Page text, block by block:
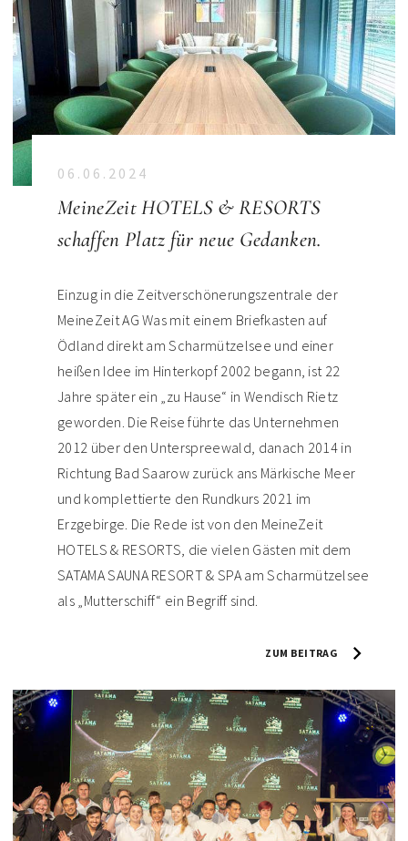
06.06.2024
MeineZeit HOTELS & RESORTS
schaffen Platz für neue Gedanken.
Einzug in die Zeitverschönerungszentrale der
MeineZeit AG Was mit einem Briefkasten auf
Ödland direkt am Scharmützelsee und einer
heißen Idee im Hinterkopf 2002 begann, ist 22
Jahre später ein „zu Hause“ in Wendisch Rietz
geworden. Die Reise führte das Unternehmen
2012 über den Unterspreewald, danach 2014 in
Richtung Bad Saarow zurück ans Märkische Meer
und komplettierte den Rundkurs 2021 im
Erzgebirge. Die Rede ist von den MeineZeit
HOTELS & RESORTS, die vielen Gästen mit dem
SATAMA SAUNA RESORT & SPA am Scharmützelsee
als „Mutterschiff“ ein Begriff sind.
ZUM BEITRAG